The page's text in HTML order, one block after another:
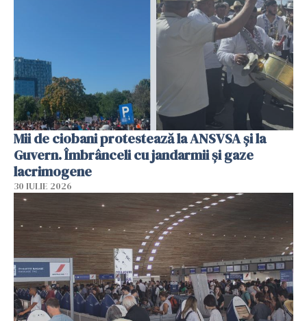
Mii de ciobani protestează la ANSVSA și la
Guvern. Îmbrânceli cu jandarmii și gaze
lacrimogene
30 IULIE 2026